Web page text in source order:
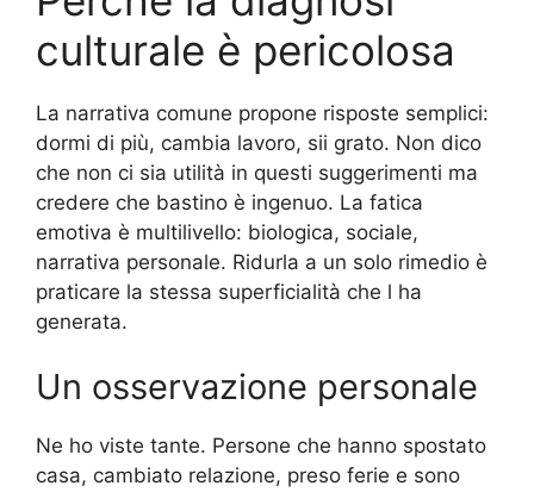
culturale è pericolosa
La narrativa comune propone risposte semplici:
dormi di più, cambia lavoro, sii grato. Non dico
che non ci sia utilità in questi suggerimenti ma
credere che bastino è ingenuo. La fatica
emotiva è multilivello: biologica, sociale,
narrativa personale. Ridurla a un solo rimedio è
praticare la stessa superficialità che l ha
generata.
Un osservazione personale
Ne ho viste tante. Persone che hanno spostato
casa, cambiato relazione, preso ferie e sono